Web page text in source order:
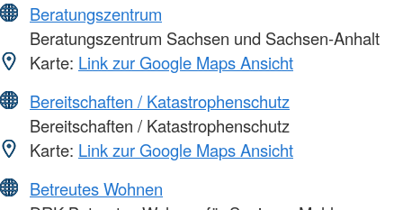
Beratungszentrum
Beratungszentrum Sachsen und Sachsen-Anhalt
Karte: Link zur Google Maps Ansicht
Bereitschaften / Katastrophenschutz
Bereitschaften / Katastrophenschutz
Karte: Link zur Google Maps Ansicht
Betreutes Wohnen